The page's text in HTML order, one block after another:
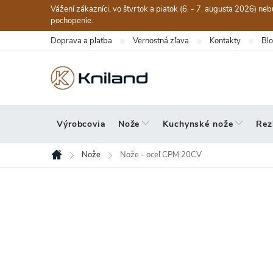
obsah
Vážení zákazníci, vo štvrtok a piatok (6. - 7. augusta 2026)
pochopenie.
Doprava a platba Vernostná zľava Kontakty
Výrobcovia Nože Kuchynské nože
Domov
Nože Nože - oceľ CPM 20CV